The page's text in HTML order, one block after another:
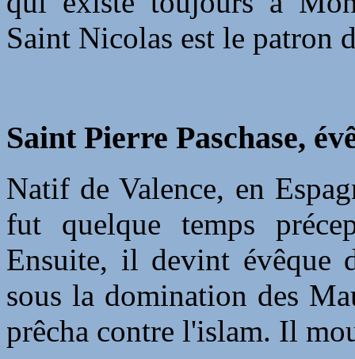
Saint Nicolas est le patron
Saint Pierre Paschase,
Natif de Valence, en
fut quelque temps
Ensuite, il devint évêque
sous la domination des
prêcha contre l'islam. Il